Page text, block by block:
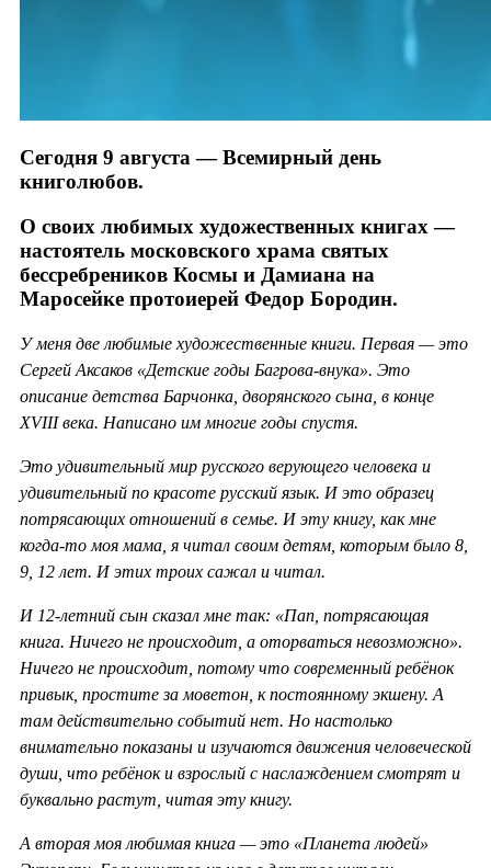
Сегодня 9 августа — Всемирный день
книголюбов.
О своих любимых художественных книгах —
настоятель московского храма святых
бессребреников Космы и Дамиана на
Маросейке протоиерей Федор Бородин.
У меня две любимые художественные книги. Первая — это
Сергей Аксаков «Детские годы Багрова-внука». Это
описание детства Барчонка, дворянского сына, в конце
XVIII века. Написано им многие годы спустя.
Это удивительный мир русского верующего человека и
удивительный по красоте русский язык. И это образец
потрясающих отношений в семье. И эту книгу, как мне
когда-то моя мама, я читал своим детям, которым было 8,
9, 12 лет. И этих троих сажал и читал.
И 12-летний сын сказал мне так: «Пап, потрясающая
книга. Ничего не происходит, а оторваться невозможно».
Ничего не происходит, потому что современный ребёнок
привык, простите за моветон, к постоянному экшену. А
там действительно событий нет. Но настолько
внимательно показаны и изучаются движения человеческой
души, что ребёнок и взрослый с наслаждением смотрят и
буквально растут, читая эту книгу.
А вторая моя любимая книга — это «Планета людей»